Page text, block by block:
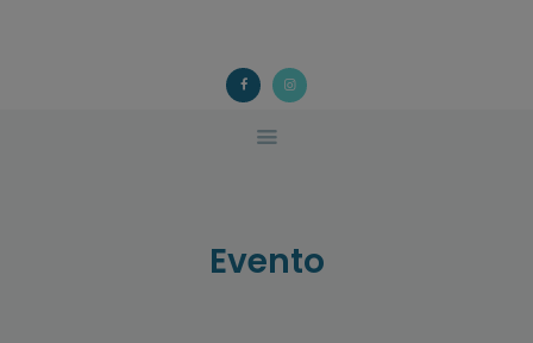
Evento
ACOUGO
Asociación galega de familias de acollida
QUÉ FACEMOS?
ACTIVIDADES